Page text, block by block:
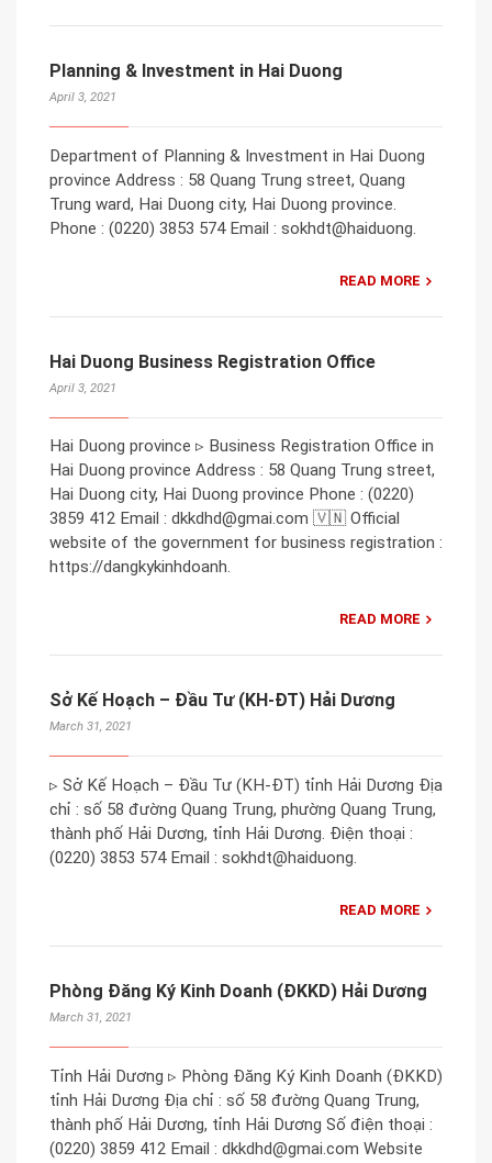
Planning & Investment in Hai Duong
April 3, 2021
Department of Planning & Investment in Hai Duong
province Address : 58 Quang Trung street, Quang
Trung ward, Hai Duong city, Hai Duong province.
Phone : (0220) 3853 574 Email : sokhdt@haiduong.
READ MORE
Hai Duong Business Registration Office
April 3, 2021
Hai Duong province ▹ Business Registration Office in
Hai Duong province Address : 58 Quang Trung street,
Hai Duong city, Hai Duong province Phone : (0220)
3859 412 Email : dkkdhd@gmai.com 🇻🇳 Official
website of the government for business registration :
https://dangkykinhdoanh.
READ MORE
Sở Kế Hoạch – Đầu Tư (KH-ĐT) Hải Dương
March 31, 2021
▹ Sở Kế Hoạch – Đầu Tư (KH-ĐT) tỉnh Hải Dương Địa
chỉ : số 58 đường Quang Trung, phường Quang Trung,
thành phố Hải Dương, tỉnh Hải Dương. Điện thoại :
(0220) 3853 574 Email : sokhdt@haiduong.
READ MORE
Phòng Đăng Ký Kinh Doanh (ĐKKD) Hải Dương
March 31, 2021
Tỉnh Hải Dương ▹ Phòng Đăng Ký Kinh Doanh (ĐKKD)
tỉnh Hải Dương Địa chỉ : số 58 đường Quang Trung,
thành phố Hải Dương, tỉnh Hải Dương Số điện thoại :
(0220) 3859 412 Email : dkkdhd@gmai.com Website